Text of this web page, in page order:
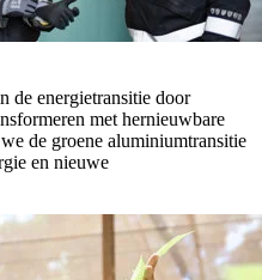
de energietransitie door
met hernieuwbare
de groene aluminiumtransitie
en nieuwe